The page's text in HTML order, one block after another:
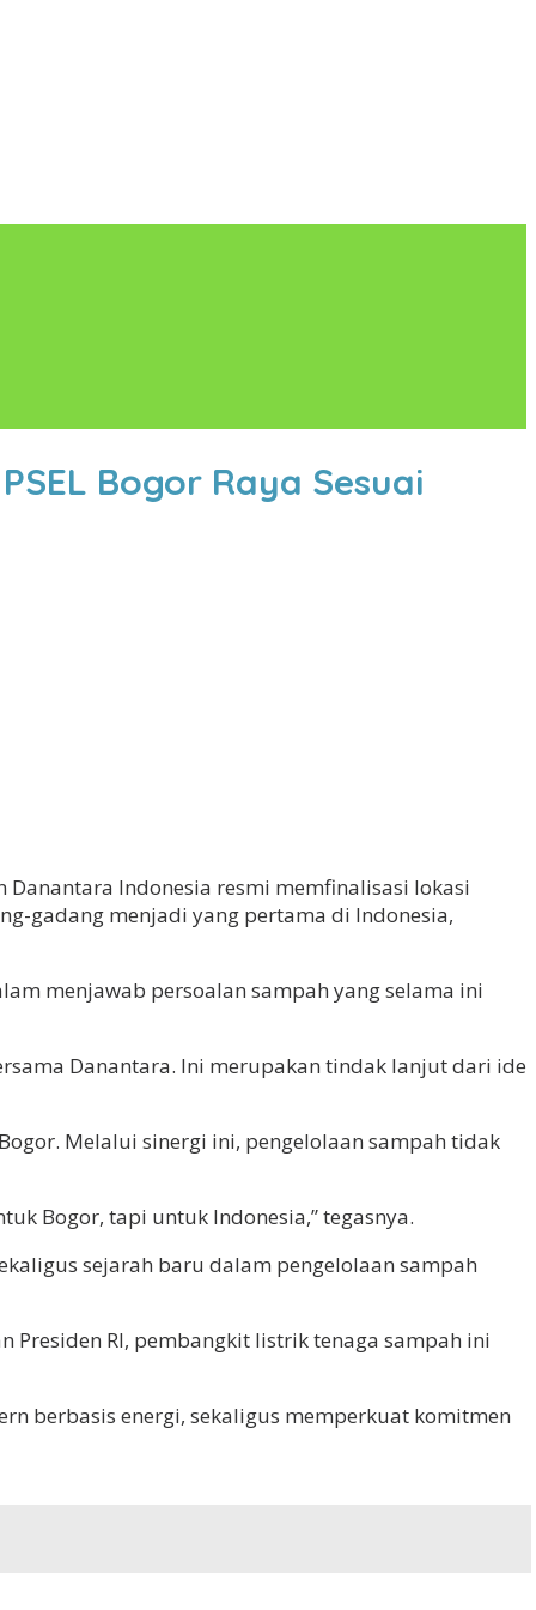
Bogor Raya Sesuai
Danantara Indonesia resmi memfinalisasi lokasi
gadang menjadi yang pertama di Indonesia,
menjawab persoalan sampah yang selama ini
Danantara. Ini merupakan tindak lanjut dari ide
Melalui sinergi ini, pengelolaan sampah tidak
Bogor, tapi untuk Indonesia,” tegasnya.
sejarah baru dalam pengelolaan sampah
Presiden RI, pembangkit listrik tenaga sampah ini
berbasis energi, sekaligus memperkuat komitmen